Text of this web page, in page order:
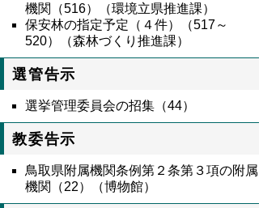
機関（516）（環境立県推進課）
保安林の指定予定（４件）（517～
520）（森林づくり推進課）
選管告示
選挙管理委員会の招集（44）
教委告示
鳥取県附属機関条例第２条第３項の附属
機関（22）（博物館）